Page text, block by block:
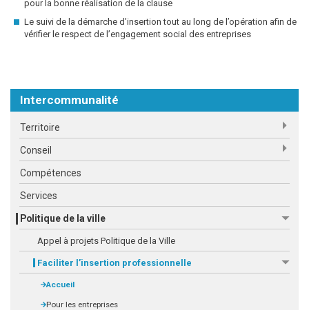
Intercommunalité
Territoire
Conseil
Compétences
Services
Politique de la ville
Appel à projets Politique de la Ville
Faciliter l’insertion professionnelle
Accueil
Pour les entreprises
pour la bonne réalisation de la clause
Le suivi de la démarche d’insertion tout au long de l’opération afin de
vérifier le respect de l’engagement social des entreprises